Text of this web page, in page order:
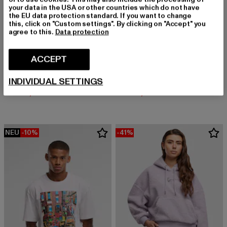
KARL KANI
Baseball Oversized
EUR 35,99
Derzeitiger Preis: EUR 35,99
EUR 34,79
NEU -10% -41%
your data in the USA or other countries which do not have
the EU data protection standard. If you want to change
this, click on "Custom settings". By clicking on "Accept" you
agree to this. Data protection
ACCEPT
INDIVIDUAL SETTINGS